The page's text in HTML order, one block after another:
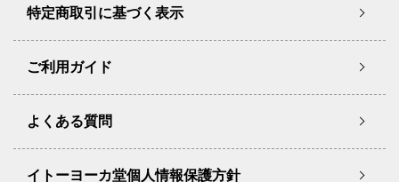
特定商取引に基づく表示
ご利用ガイド
よくある質問
イトーヨーカ堂個人情報保護方針